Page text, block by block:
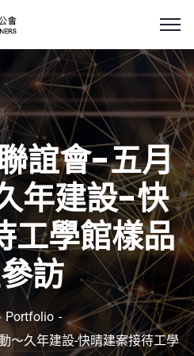
誼會-五月
年建設-快
工學館樣品
訪
Portfolio
～久年建設-快晴建案接待工學